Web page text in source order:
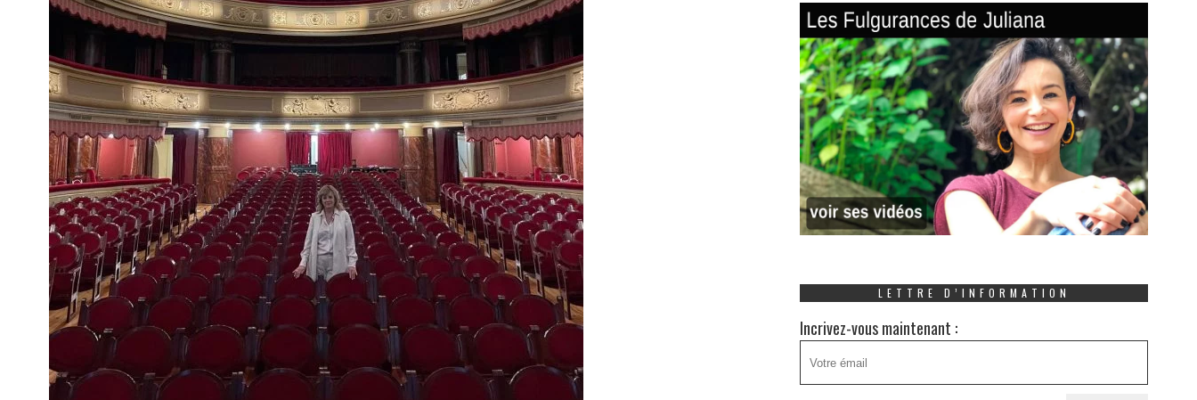
LETTRE D’INFORMATION
Incrivez-vous maintenant :